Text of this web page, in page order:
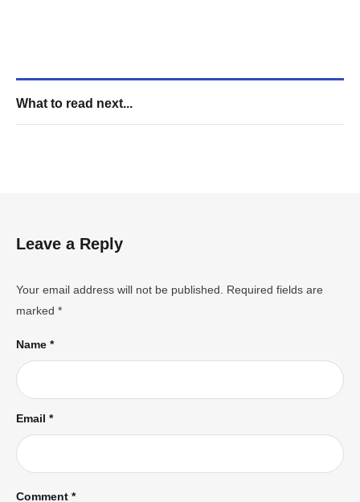
What to read next...
Leave a Reply
Your email address will not be published.
Required fields are
marked *
Comment *
Name *
Email *